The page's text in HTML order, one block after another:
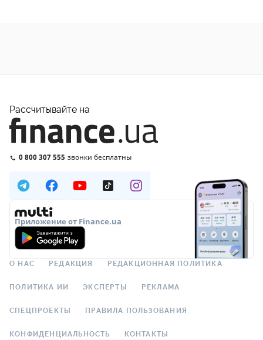
Рассчитывайте на
0 800 307 555 звонки бесплатны
Приложение от Finance.ua
О НАС РЕДАКЦИЯ РЕДАКЦИОННАЯ ПОЛИТИКА
ПОЛИТИКА ИИ ЭКСПЕРТЫ РЕКЛАМА
СПЕЦПРОЕКТЫ ПРАВИЛА ПОЛЬЗОВАНИЯ
КОНФИДЕНЦИАЛЬНОСТЬ КОНТАКТЫ